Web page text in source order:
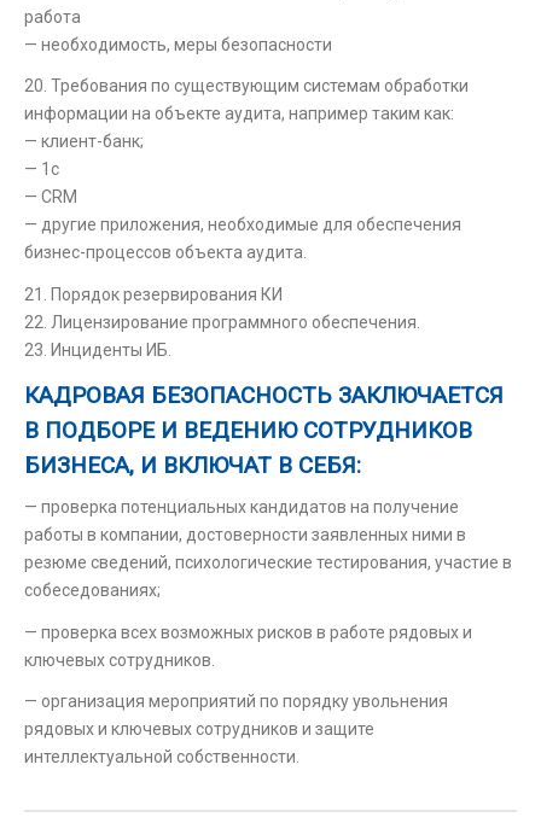
работа
— необходимость, меры безопасности
20. Требования по существующим системам обработки
информации на объекте аудита, например таким как:
— клиент-банк;
— 1с
— CRM
— другие приложения, необходимые для обеспечения
бизнес-процессов объекта аудита.
21. Порядок резервирования КИ
22. Лицензирование программного обеспечения.
23. Инциденты ИБ.
КАДРОВАЯ БЕЗОПАСНОСТЬ ЗАКЛЮЧАЕТСЯ
В ПОДБОРЕ И ВЕДЕНИЮ СОТРУДНИКОВ
БИЗНЕСА, И ВКЛЮЧАТ В СЕБЯ:
— проверка потенциальных кандидатов на получение
работы в компании, достоверности заявленных ними в
резюме сведений, психологические тестирования, участие в
собеседованиях;
— проверка всех возможных рисков в работе рядовых и
ключевых сотрудников.
— организация мероприятий по порядку увольнения
рядовых и ключевых сотрудников и защите
интеллектуальной собственности.